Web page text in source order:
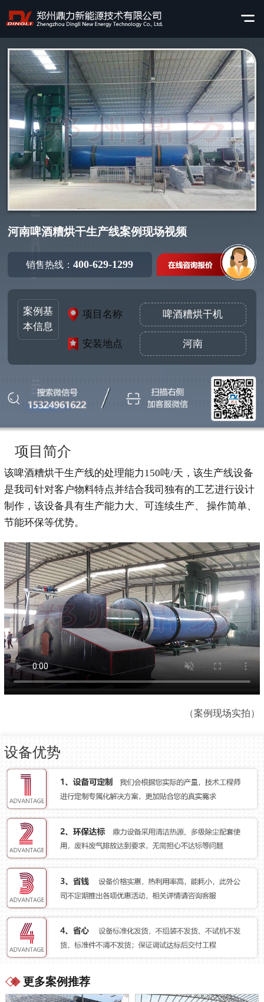
河南啤酒糟烘干生产线案例现场视频
销售热线：400-629-1299
案例基
本信息
项目名称 啤酒糟烘干机
安装地点 河南
项目简介
该啤酒糟烘干生产线的处理能力150吨/天，该生产线设备
是我司针对客户物料特点并结合我司独有的工艺进行设计
制作，该设备具有生产能力大、可连续生产、 操作简单、
节能环保等优势。
（案例现场实拍）
设备优势
更多案例推荐